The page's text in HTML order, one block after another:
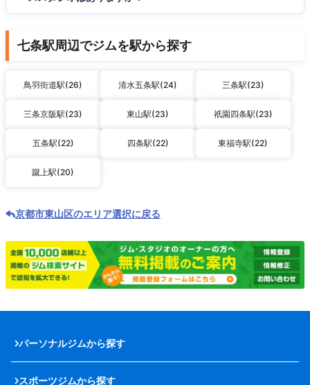
七条駅周辺でジムを駅から探す
鳥羽街道駅(26) 清水五条駅(24) 三条駅(23)
三条京阪駅(23) 東山駅(23) 祇園四条駅(23)
五条駅(22) 四条駅(22) 東福寺駅(22)
蹴上駅(20)
京都市東山区のエリア選択に戻る
パーソナルジムから探す
スポーツジムから探す